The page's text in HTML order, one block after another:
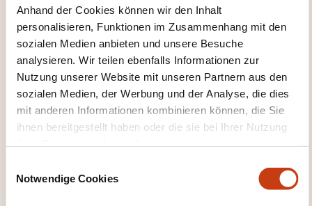
Anhand der Cookies können wir den Inhalt
personalisieren, Funktionen im Zusammenhang mit den
sozialen Medien anbieten und unsere Besuche
analysieren. Wir teilen ebenfalls Informationen zur
Nutzung unserer Website mit unseren Partnern aus den
sozialen Medien, der Werbung und der Analyse, die dies
mit anderen Informationen kombinieren können, die Sie
ihnen bereitgestellt haben oder die sie bei Ihrer Nutzung
Notwendige Cookies
Diese anderen Weiterbildungen könnten Sie
auch interessieren:
Allgemeine Buchführung
Analytische
Buchführung
Bilanz
Buchführung
Personalkosten
Budgetverwaltung
Ergebnisrechnung
Finanzanalyse
Finanzielle
Bewertung Unternehmen
Finanzrisikomanagement
Finanzverwaltung
Internationale Finanzverwaltung
Inventar
Kontenplan
Kosten
Managementkontrolle